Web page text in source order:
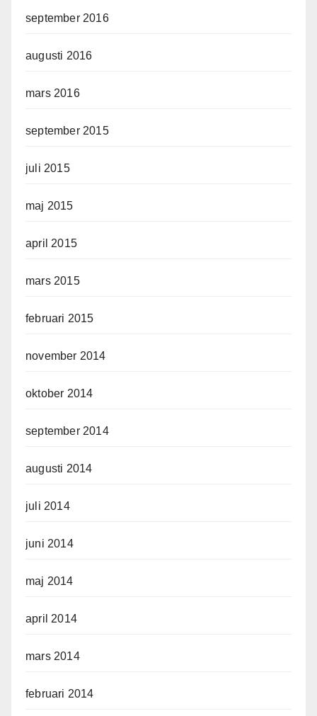
september 2016
augusti 2016
mars 2016
september 2015
juli 2015
maj 2015
april 2015
mars 2015
februari 2015
november 2014
oktober 2014
september 2014
augusti 2014
juli 2014
juni 2014
maj 2014
april 2014
mars 2014
februari 2014